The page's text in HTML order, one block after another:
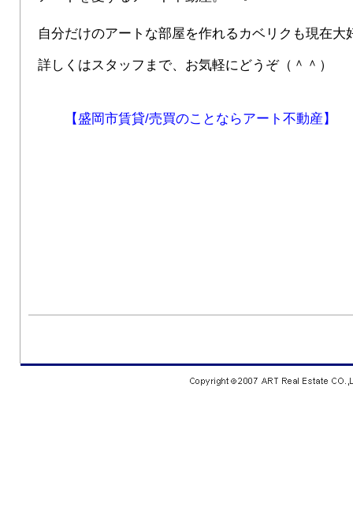
自分だけのアートな部屋を作れるカベリクも現在大
詳しくはスタッフまで、お気軽にどうぞ（＾＾）
【盛岡市賃貸/売買のことならアート不動産】